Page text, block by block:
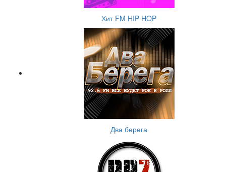
Хит FM HIP HOP
Два берега